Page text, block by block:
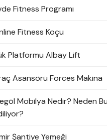
Fitness Programı
Fitness Koçu
Platformu Albay Lift
Asansörü Forces Makina
Mobilya Nedir? Neden
Şantiye Yemeği